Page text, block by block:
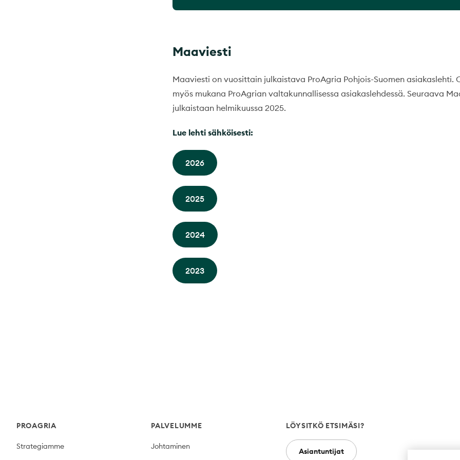
Maaviesti
Maaviesti on vuosittain julkaistava ProAgria Pohjois-Suomen asiakaslehti.
myös mukana ProAgrian valtakunnallisessa asiakaslehdessä. Seuraava
julkaistaan helmikuussa 2025.
Lue lehti sähköisesti:
2026
2025
2024
2023
PROAGRIA
Strategiamme
PALVELUMME
Johtaminen
LÖYSITKÖ ETSIMÄSI?
Asiantuntijat